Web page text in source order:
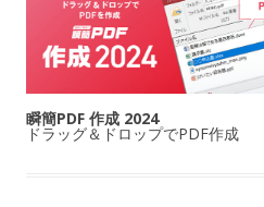
瞬簡PDF 作成 2024
ドラッグ＆ドロップでPDF作成